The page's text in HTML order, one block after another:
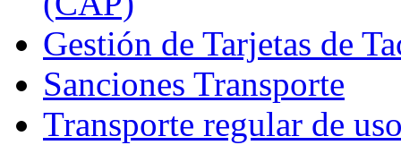
Gestión de Tarjetas de
Sanciones Transporte
Transporte regular de